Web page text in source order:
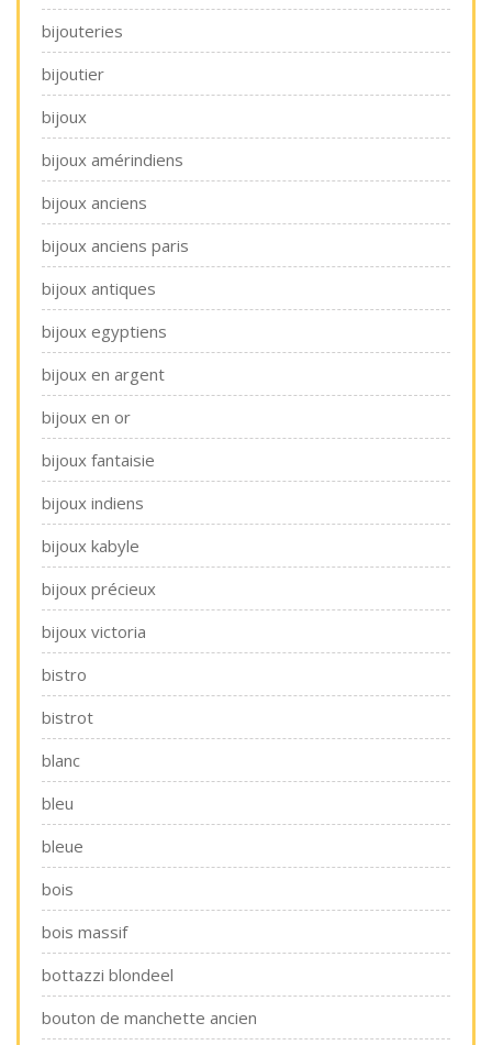
bijouteries
bijoutier
bijoux
bijoux amérindiens
bijoux anciens
bijoux anciens paris
bijoux antiques
bijoux egyptiens
bijoux en argent
bijoux en or
bijoux fantaisie
bijoux indiens
bijoux kabyle
bijoux précieux
bijoux victoria
bistro
bistrot
blanc
bleu
bleue
bois
bois massif
bottazzi blondeel
bouton de manchette ancien